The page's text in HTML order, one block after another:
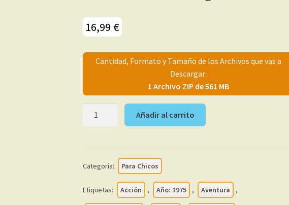
16,99 €
Cantidad, Formato y Tamaño de los Archivos que vas a
Descargar:
1 Archivo ZIP de 561 MB
3
Añadir al carrito
Categoría: Para Chicos
Etiquetas: Acción , Año: 1975 , Aventura ,